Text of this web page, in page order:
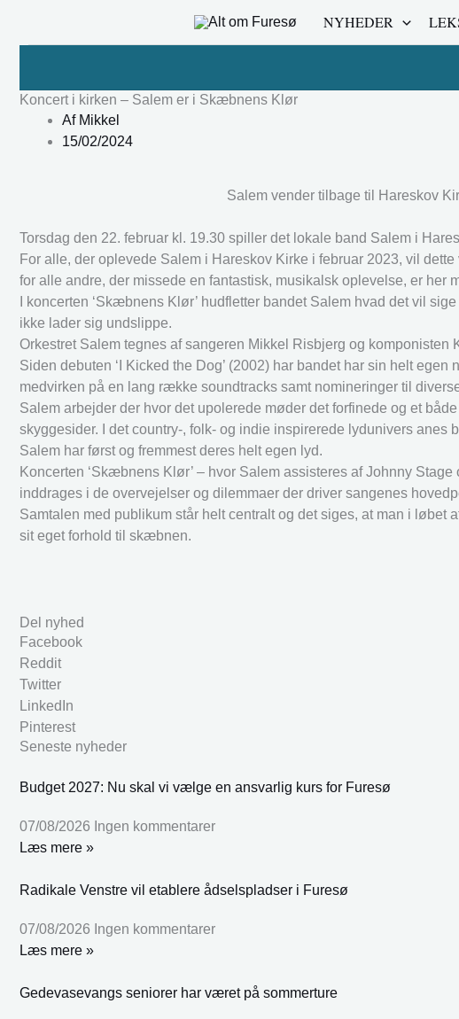
NYHEDER
Koncert i kirken – Salem er i Skæbnens Klør
AfMikkel
15/02/2024
Salem vender tilbage til Hareskov
Torsdag den 22. februar kl. 19.30 spiller det lokale band Salem i
For alle, der oplevede Salem i Hareskov Kirke i februar 2023, vil
for alle andre, der missede en fantastisk, musikalsk oplevelse, er
I koncerten ‘Skæbnens Klør’ hudfletter bandet Salem hvad det vil
ikke lader sig undslippe.
Orkestret Salem tegnes af sangeren Mikkel Risbjerg og komponisten
Siden debuten ‘I Kicked the Dog’ (2002) har bandet har sin helt
medvirken på en lang række soundtracks samt nomineringer til
Salem arbejder der hvor det upolerede møder det forfinede og et
skyggesider. I det country-, folk- og indie inspirerede lydunivers anes
Salem har først og fremmest deres helt egen lyd.
Koncerten ‘Skæbnens Klør’ – hvor Salem assisteres af Johnny
inddrages i de overvejelser og dilemmaer der driver sangenes
Samtalen med publikum står helt centralt og det siges, at man i
sit eget forhold til skæbnen.
Del nyhed
Facebook
Reddit
Twitter
LinkedIn
Pinterest
Seneste nyheder
Budget 2027: Nu skal vi vælge en ansvarlig kurs for Furesø
07/08/2026 Ingen kommentarer
Læs mere »
Radikale Venstre vil etablere ådselspladser i Furesø
07/08/2026 Ingen kommentarer
Læs mere »
Gedevasevangs seniorer har været på sommerture